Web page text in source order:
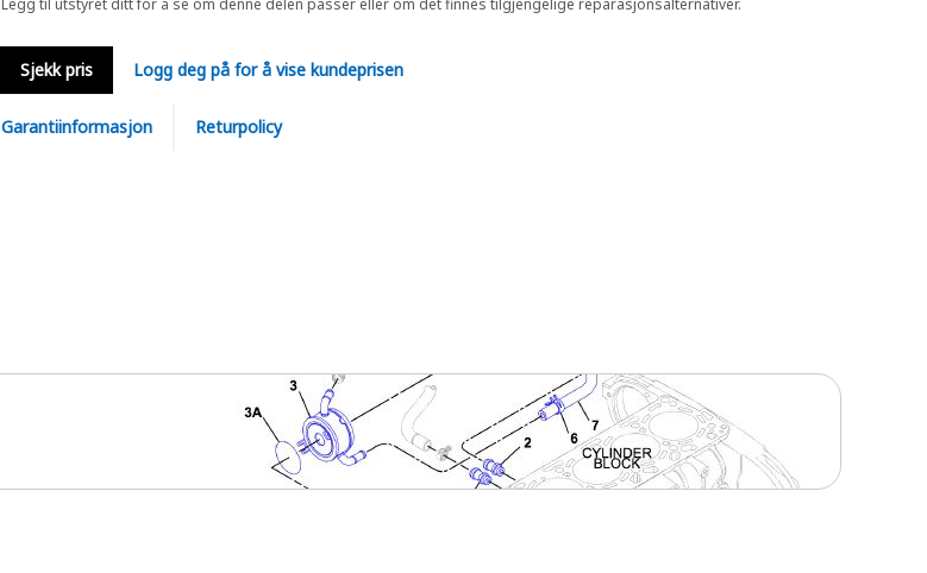
Legg til utstyret ditt for å se om denne delen passer eller om det finnes tilgjengelige reparasjonsalternativer.
Sjekk pris Logg deg på for å vise kundeprisen
Garantiinformasjon Returpolicy